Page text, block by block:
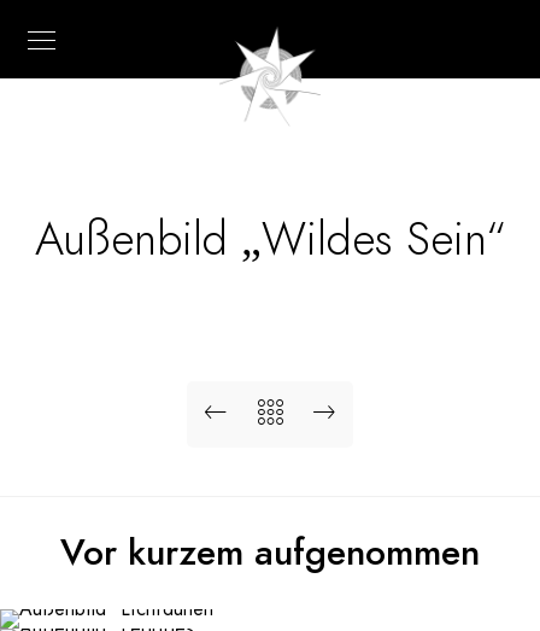
Außenbild „Wildes Sein“
Vor kurzem aufgenommen